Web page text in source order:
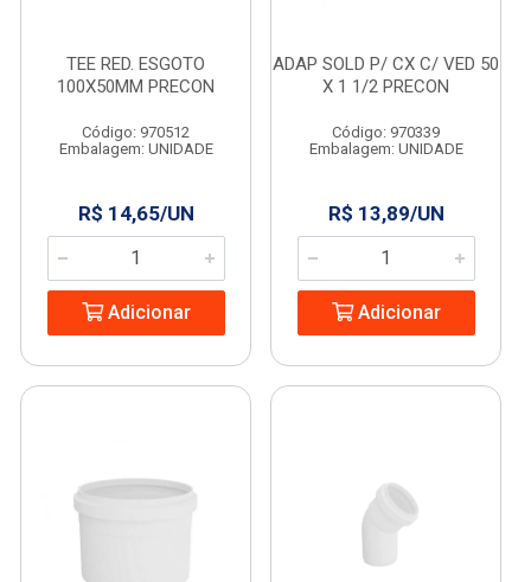
TEE RED. ESGOTO
100X50MM PRECON
Código: 970512
Embalagem: UNIDADE
R$ 14,65/UN
Adicionar
ADAP SOLD P/ CX C/ VED 50
X 1 1/2 PRECON
Código: 970339
Embalagem: UNIDADE
R$ 13,89/UN
Adicionar